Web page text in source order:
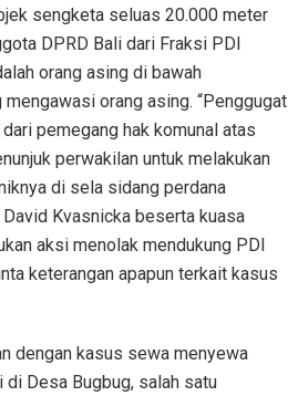
sengketa seluas 20.000 meter
DPRD Bali dari Fraksi PDI
orang asing di bawah
orang asing. “Penggugat
pemegang hak komunal atas
perwakilan untuk melakukan
di sela sidang perdana
Kvasnicka beserta kuasa
aksi menolak mendukung PDI
keterangan apapun terkait kasus
dengan kasus sewa menyewa
Desa Bugbug, salah satu